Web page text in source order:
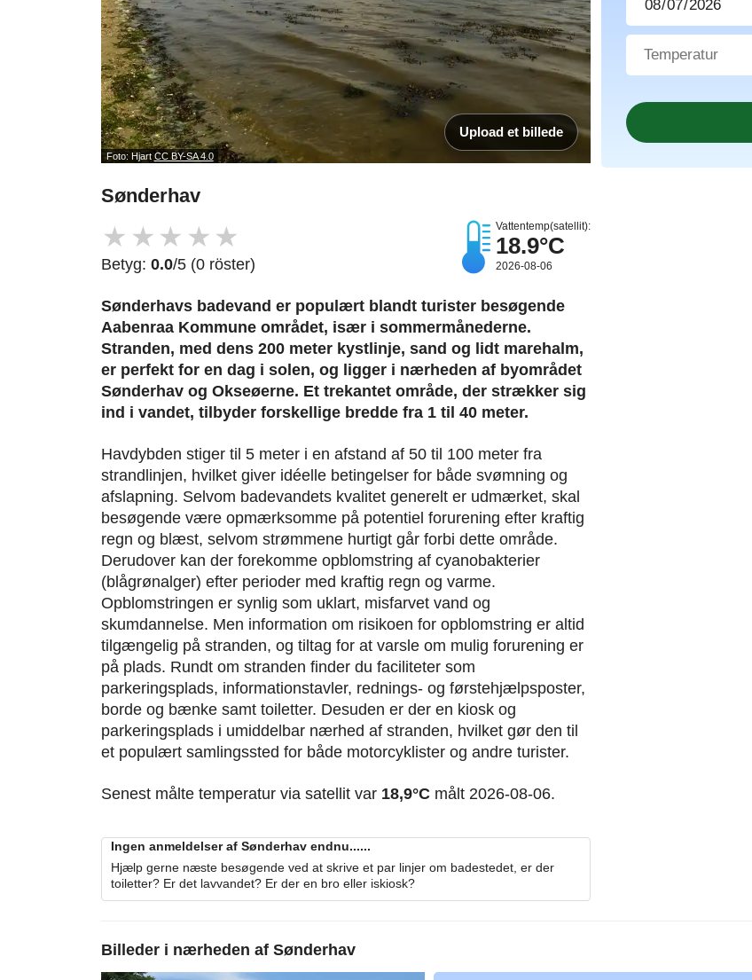
Foto: Hjart CC BY-SA 4.0
Upload et billede
Sønderhav
★ ★ ★ ★ ★
Betyg: 0.0/5 (0 röster)
Vattentemp(satellit):
18.9°C
2026-08-06
Sønderhavs badevand er populært blandt turister besøgende
Aabenraa Kommune området, især i sommermånederne.
Stranden, med dens 200 meter kystlinje, sand og lidt marehalm,
er perfekt for en dag i solen, og ligger i nærheden af byområdet
Sønderhav og Okseøerne. Et trekantet område, der strækker sig
ind i vandet, tilbyder forskellige bredde fra 1 til 40 meter.
Havdybden stiger til 5 meter i en afstand af 50 til 100 meter fra
strandlinjen, hvilket giver idéelle betingelser for både svømning og
afslapning. Selvom badevandets kvalitet generelt er udmærket, skal
besøgende være opmærksomme på potentiel forurening efter kraftig
regn og blæst, selvom strømmene hurtigt går forbi dette område.
Derudover kan der forekomme opblomstring af cyanobakterier
(blågrønalger) efter perioder med kraftig regn og varme.
Opblomstringen er synlig som uklart, misfarvet vand og
skumdannelse. Men information om risikoen for opblomstring er altid
tilgængelig på stranden, og tiltag for at varsle om mulig forurening er
på plads. Rundt om stranden finder du faciliteter som
parkeringsplads, informationstavler, rednings- og førstehjælpsposter,
borde og bænke samt toiletter. Desuden er der en kiosk og
parkeringsplads i umiddelbar nærhed af stranden, hvilket gør den til
et populært samlingssted for både motorcyklister og andre turister.
Senest målte temperatur via satellit var 18,9°C målt 2026-08-06.
Ingen anmeldelser af Sønderhav endnu......
Hjælp gerne næste besøgende ved at skrive et par linjer om badestedet, er der
toiletter? Er det lavvandet? Er der en bro eller iskiosk?
Billeder i nærheden af Sønderhav